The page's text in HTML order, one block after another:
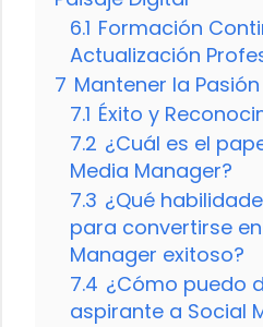
6.1 Formación
Actualización
7 Mantener la
7.1 Éxito y
7.2 ¿Cuál es el
Media Manager?
7.3 ¿Qué
para convertirse
Manager exitoso?
7.4 ¿Cómo puedo
aspirante a Social